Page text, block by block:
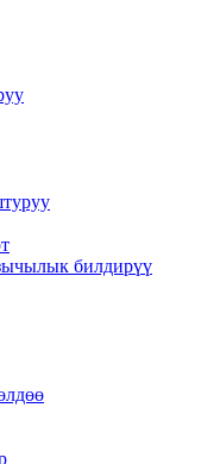
билдирүү